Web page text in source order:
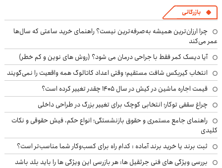
بازرگانی
چرا ارزان‌ترین همیشه به‌صرفه‌ترین نیست؟ راهنمای خرید ساعتی که سال‌ها
عمر می‌کند
آیا دیسک کمر فقط با جراحی درمان می شود؟ (روش های نوین و کم خطر)
انتخاب گیربکس شافت مستقیم؛ وقتی اعداد کاتالوگ همه واقعیت را نمی‌گویند
قیمت اجاره ماشین در کیش در سال ۱۴۰۵ چقدر تغییر کرده است؟
چراغ سقفی توکار؛ انتخابی کوچک برای تغییر بزرگ در طراحی داخلی
راهنمای جامع مستمری و حقوق بازنشستگی؛ انواع حکم، فیش حقوقی و نکات
کلیدی
ثبت برند یا خرید برند آماده : کدام راه برای کسب‌وکار شما مناسب‌تر است؟
بررسی ویژگی های فنی جرثقیل ها: هر بازرسی این ویژگی ها را باید بلد باشد